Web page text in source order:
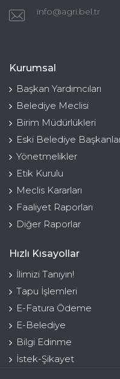
info@agri.bel.tr
Kurumsal
Başkan Yardımcıları
Belediye Meclisi
Birim Müdürlükleri
Eski Belediye
Yönetmelikler
Etik Kurulu
Meclis Kararları
Faaliyet Raporları
Diğer Raporlar
Hızlı Kısayollar
İlimizi Tanıyın!
Tapu İşlemleri
E-Fatura Ödeme
E-Belediye
Bilgi Edinme
İstek-Şikayet